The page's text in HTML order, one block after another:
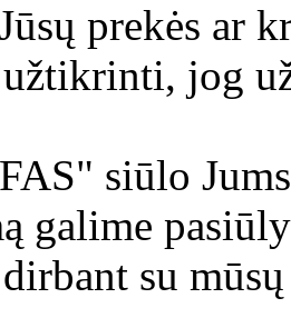
prekės ar
jog
siūlo
galime
su